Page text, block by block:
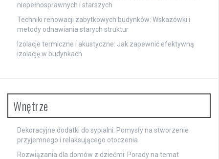
niepełnosprawnych i starszych
Techniki renowacji zabytkowych budynków: Wskazówki i
metody odnawiania starych struktur
Izolacje termiczne i akustyczne: Jak zapewnić efektywną
izolację w budynkach
Wnętrze
Dekoracyjne dodatki do sypialni: Pomysły na stworzenie
przyjemnego i relaksującego otoczenia
Rozwiązania dla domów z dziećmi: Porady na temat